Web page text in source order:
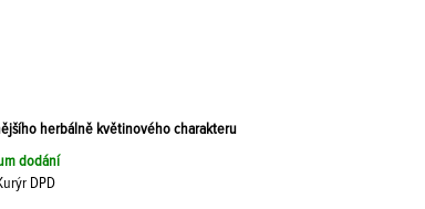
herbálně květinového charakteru
dodání
DPD